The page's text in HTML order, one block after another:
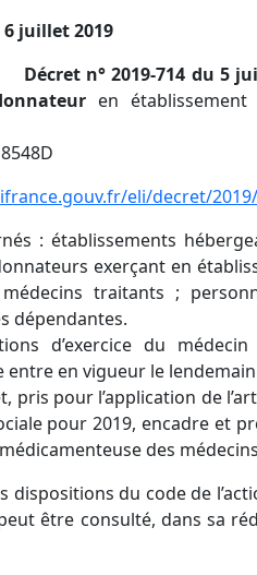
6 juillet 2019
n° 2019-714 du 5
en établissement
eli/decret/
: établissements
exerçant en
traitants ;
dépendantes.
d’exercice du
entre en vigueur le
pris pour l’application de
pour 2019, encadre et
des
dispositions du code de
être consulté, dans sa